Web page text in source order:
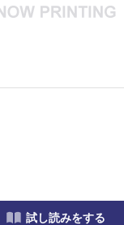
試し読みをする